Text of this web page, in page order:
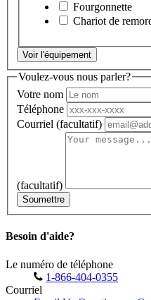
Fourgonnette
Chariot de
Voir l'équipement
Voulez-vous nous parler?
Votre nom
Téléphone
Courriel (facultatif)
(facultatif)
Soumettre
Besoin d'aide?
Le numéro de téléphone
1-866-404-0355
Courriel